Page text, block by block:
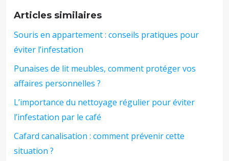
Articles similaires
Souris en appartement : conseils pratiques pour
éviter l’infestation
Punaises de lit meubles, comment protéger vos
affaires personnelles ?
L’importance du nettoyage régulier pour éviter
l’infestation par le café
Cafard canalisation : comment prévenir cette
situation ?